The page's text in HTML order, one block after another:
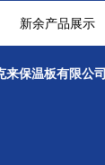
新余产品展示
来保温板有限公司